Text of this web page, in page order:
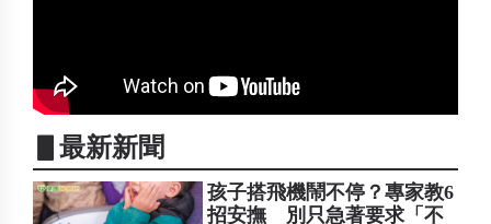
▋最新新聞
孩子搭飛機鬧不停？專家教6
招安撫 別只急著要求「不